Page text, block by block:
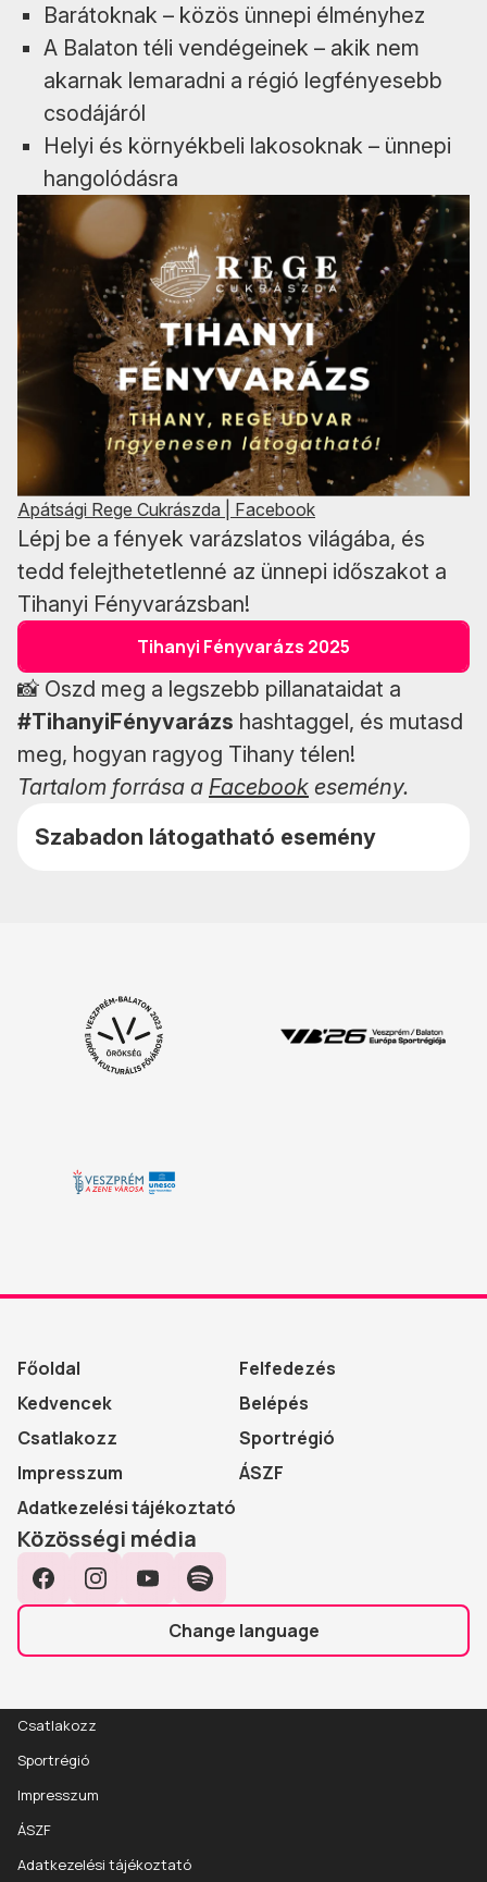
Barátoknak – közös ünnepi élményhez
A Balaton téli vendégeinek – akik nem
akarnak lemaradni a régió legfényesebb
csodájáról
Helyi és környékbeli lakosoknak – ünnepi
hangolódásra
Apátsági Rege Cukrászda | Facebook
Lépj be a fények varázslatos világába, és
tedd felejthetetlenné az ünnepi időszakot a
Tihanyi Fényvarázsban!
Tihanyi Fényvarázs 2025
📸 Oszd meg a legszebb pillanataidat a
#TihanyiFényvarázs hashtaggel, és mutasd
meg, hogyan ragyog Tihany télen!
Tartalom forrása a Facebook esemény.
Szabadon látogatható esemény
Főoldal
Felfedezés
Kedvencek
Belépés
Csatlakozz
Sportrégió
Impresszum
ÁSZF
Adatkezelési tájékoztató
Közösségi média
FacebookInstagramYouTubeSpotify
Change language
Csatlakozz
Sportrégió
Impresszum
ÁSZF
Adatkezelési tájékoztató